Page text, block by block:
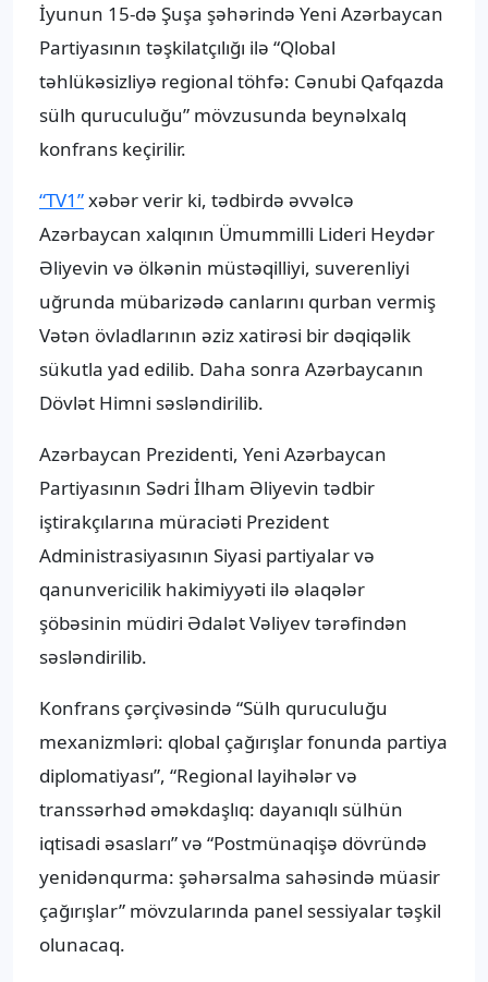
İyunun 15-də Şuşa şəhərində Yeni Azərbaycan
Partiyasının təşkilatçılığı ilə “Qlobal
təhlükəsizliyə regional töhfə: Cənubi Qafqazda
sülh quruculuğu” mövzusunda beynəlxalq
konfrans keçirilir.
“TV1”xəbər verir ki, tədbirdə əvvəlcə
Azərbaycan xalqının Ümummilli Lideri Heydər
Əliyevin və ölkənin müstəqilliyi, suverenliyi
uğrunda mübarizədə canlarını qurban vermiş
Vətən övladlarının əziz xatirəsi bir dəqiqəlik
sükutla yad edilib. Daha sonra Azərbaycanın
Dövlət Himni səsləndirilib.
Azərbaycan Prezidenti, Yeni Azərbaycan
Partiyasının Sədri İlham Əliyevin tədbir
iştirakçılarına müraciəti Prezident
Administrasiyasının Siyasi partiyalar və
qanunvericilik hakimiyyəti ilə əlaqələr
şöbəsinin müdiri Ədalət Vəliyev tərəfindən
səsləndirilib.
Konfrans çərçivəsində “Sülh quruculuğu
mexanizmləri: qlobal çağırışlar fonunda partiya
diplomatiyası”, “Regional layihələr və
transsərhəd əməkdaşlıq: dayanıqlı sülhün
iqtisadi əsasları” və “Postmünaqişə dövründə
yenidənqurma: şəhərsalma sahəsində müasir
çağırışlar” mövzularında panel sessiyalar təşkil
olunacaq.